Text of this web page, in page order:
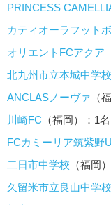
PRINCESS
カティオーラフット
オリエントFCアクア
北九州市立本城中学校
ANCLASノーヴァ （
川崎FC （福岡）：1名
FCカミーリア筑紫野
二日市中学校 （福岡
久留米市立良山中学校